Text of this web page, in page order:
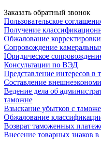
Заказать обратный звонок
Пользовательское
Получение
Обжалование
Сопровождение
Юридическое
Консультации по ВЭД
Представление интересов в
Составление
Ведение дела об
таможне
Взыскание убытков с
Обжалование
Возврат таможенных
Внесение товарных знаков